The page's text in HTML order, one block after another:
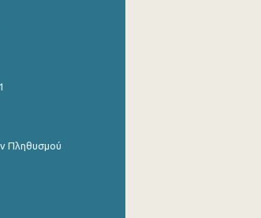
Πληθυσμού